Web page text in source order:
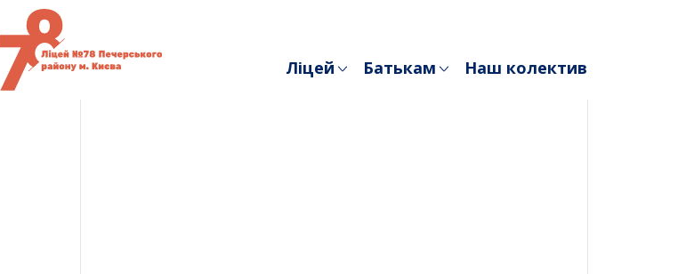
Ліцей Батькам Наш колектив